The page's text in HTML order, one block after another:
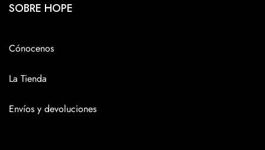
SOBRE HOPE
Cónocenos
La Tienda
Envíos y devoluciones